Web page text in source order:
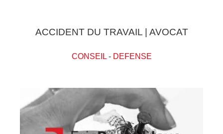
ACCIDENT DU TRAVAIL | AVOCAT
CONSEIL- DEFENSE